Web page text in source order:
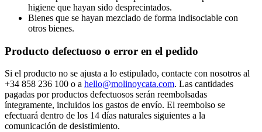
higiene que hayan sido desprecintados.
Bienes que se hayan mezclado de forma indisociable con
otros bienes.
Producto defectuoso o error en el pedido
Si el producto no se ajusta a lo estipulado, contacte con nosotros al
+34 858 236 100 o a hello@molinoycata.com. Las cantidades
pagadas por productos defectuosos serán reembolsadas
íntegramente, incluidos los gastos de envío. El reembolso se
efectuará dentro de los 14 días naturales siguientes a la
comunicación de desistimiento.